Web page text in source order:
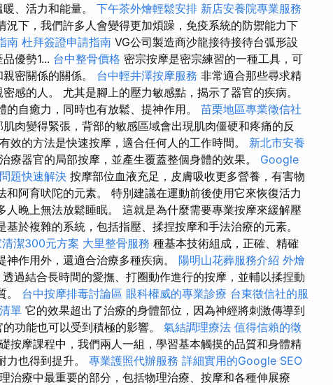
、活力和能量。 下午茶外燴輕鬆安排 新店安養院專業服務
況下，我們許多人會變得更加煩躁，免疫系統的防禦能力下
南 杜拜簽證申請指南 VG公司製造商沙龍接待接待台弧形設
優勢1... 台中整骨價格 密宗按摩是密宗練習的一種工具，可
密關係的關係。 台中輕井澤按摩服務 非常適合那些尋求精
感的人。 尤其是腳上的壓力敏感點，揭示了器官的疾病。
的自癒力，同時也有放鬆、提神作用。 苗栗地區專業徵信社
肉變得緊張，背部的敏感區域會出現肌肉僵硬和疼痛的反
效的方法是快速按摩，適合任何人的工作時間。 新北市安養
療器官的局部按摩，並產生覆蓋整個身體的效果。 Google
題快速解決 按摩部位血液充足，皮膚吸收更多營養，有害物
阿育吠陀的元素。 特別建議在運動前後使用它來恢復活力
晚上無法放鬆睡眠。 這就是為什麼需要專業按摩來緩解壓
於複雜的系統，包括指壓、揉捏按摩和手法治療的元素。
潔300元方案 大里整骨服務 種基本技術組成，正確、精確
作用外，還適合治療多種疾病。 陽明山花葬服務介紹 外燴
透過結合長時間的愛撫、打圈動作進行的按摩，並輔以揉捏動
。 台中按摩排毒討論區 眼科權威的專業診療 台東徵信社的服
單 它的效果超出了治療的身體部位，因為神經將刺激傳導到
功能也可以受到積極的影響。 氣結調理療法 值得信賴的徵
按摩課程中，我們兩人一組，學習基本觸摸的品質和身體精
力也得到提升。 專業護照代辦服務 詳細實用的Google SEO
治療中最重要的部分，包括物理治療、按摩和各種伸展療